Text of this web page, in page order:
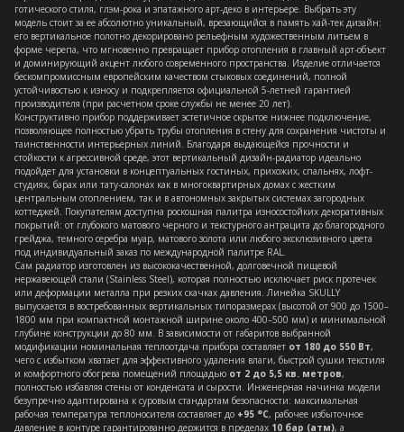
готического стиля, глэм-рока и эпатажного арт-деко в интерьере. Выбрать эту
модель стоит за ее абсолютно уникальный, врезающийся в память хай-тек дизайн:
его вертикальное полотно декорировано рельефным художественным литьем в
форме черепа, что мгновенно превращает прибор отопления в главный арт-объект
и доминирующий акцент любого современного пространства. Изделие отличается
бескомпромиссным европейским качеством стыковых соединений, полной
устойчивостью к износу и подкрепляется официальной 5-летней гарантией
производителя (при расчетном сроке службы не менее 20 лет).
Конструктивно прибор поддерживает эстетичное скрытое нижнее подключение,
позволяющее полностью убрать трубы отопления в стену для сохранения чистоты и
таинственности интерьерных линий. Благодаря выдающейся прочности и
стойкости к агрессивной среде, этот вертикальный дизайн-радиатор идеально
подойдет для установки в концептуальных гостиных, прихожих, спальнях, лофт-
студиях, барах или тату-салонах как в многоквартирных домах с жестким
центральным отоплением, так и в автономных закрытых системах загородных
коттеджей. Покупателям доступна роскошная палитра износостойких декоративных
покрытий: от глубокого матового черного и текстурного антрацита до благородного
грейджа, темного серебра муар, матового золота или любого эксклюзивного цвета
под индивидуальный заказ по международной палитре RAL.
Сам радиатор изготовлен из высококачественной, долговечной пищевой
нержавеющей стали (Stainless Steel), которая полностью исключает риск протечек
или деформации металла при резких скачках давления. Линейка SKULLY
выпускается в востребованных вертикальных типоразмерах (высотой от 900 до 1500–
1800 мм при компактной монтажной ширине около 400–500 мм) и минимальной
глубине конструкции до 80 мм. В зависимости от габаритов выбранной
модификации номинальная теплоотдача прибора составляет от 180 до 550 Вт,
чего с избытком хватает для эффективного удаления влаги, быстрой сушки текстиля
и комфортного обогрева помещений площадью от 2 до 5,5 кв. метров,
полностью избавляя стены от конденсата и сырости. Инженерная начинка модели
безупречно адаптирована к суровым стандартам безопасности: максимальная
рабочая температура теплоносителя составляет до +95 °C, рабочее избыточное
давление в контуре гарантированно держится в пределах 10 бар (атм), а